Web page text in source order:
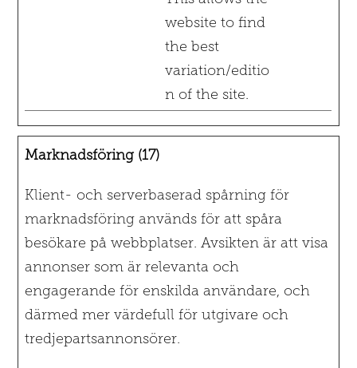
website to find
the best
variation/editio
n of the site.
Marknadsföring (17)
Klient- och serverbaserad spårning för
marknadsföring används för att spåra
besökare på webbplatser. Avsikten är att visa
annonser som är relevanta och
engagerande för enskilda användare, och
därmed mer värdefull för utgivare och
tredjepartsannonsörer.